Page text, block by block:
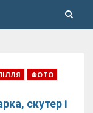
ФОТО
скутер і